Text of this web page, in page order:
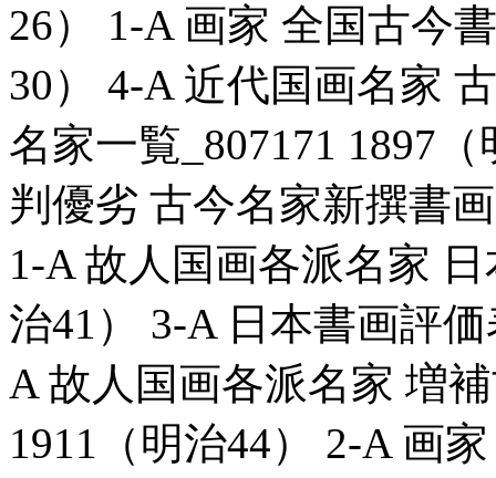
26） 1-A 画家 全国古今
30） 4-A 近代国画名家
名家一覧_807171 1897
判優劣 古今名家新撰書
1-A 故人国画各派名家
治41） 3-A 日本書画評
A 故人国画各派名家 増
1911（明治44） 2-A 画